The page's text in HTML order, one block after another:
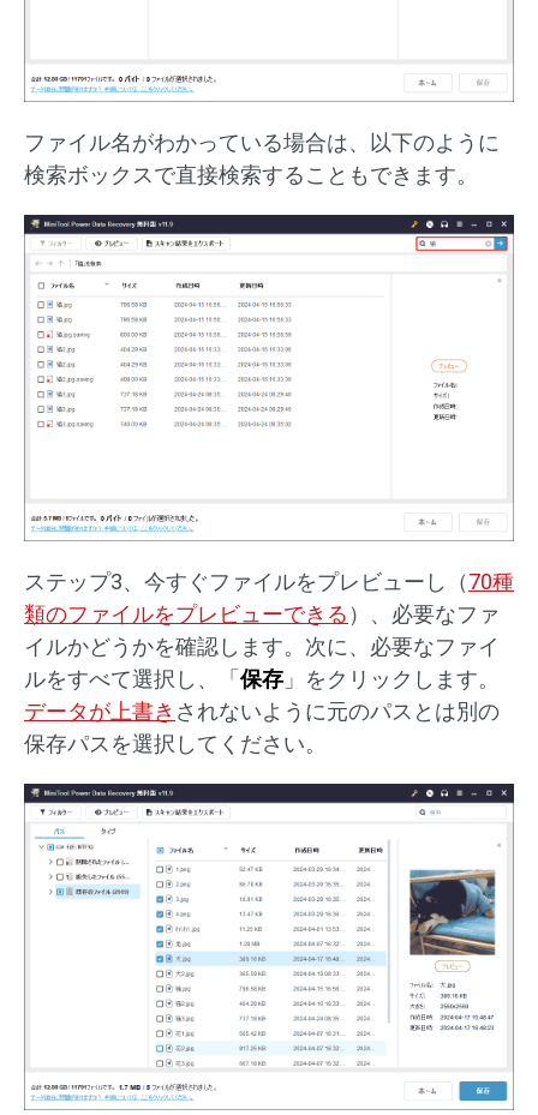
ファイル名がわかっている場合は、以下のように
検索ボックスで直接検索することもできます。
ステップ3、今すぐファイルをプレビューし（70種
類のファイルをプレビューできる ）、必要なファ
イルかどうかを確認します。次に、必要なファイ
ルをすべて選択し、「保存 」をクリックします。
データが上書き されないように元のパスとは別の
保存パスを選択してください。